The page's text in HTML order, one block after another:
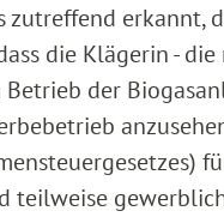
zutreffend erkannt,
die Klägerin -
Betrieb der
teilweise